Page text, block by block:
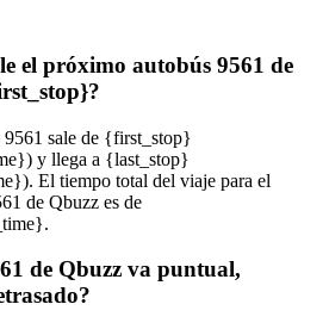
el próximo autobús 9561 de
sale de {first_stop}
y llega a {last_stop}
El tiempo total del viaje para el
de Qbuzz es de
de Qbuzz va puntual,